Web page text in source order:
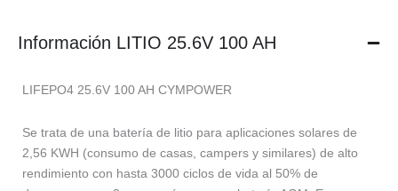
Información LITIO 25.6V 100 AH
LIFEPO4 25.6V 100 AH CYMPOWER
Se trata de una batería de litio para aplicaciones solares de
2,56 KWH (consumo de casas, campers y similares) de alto
rendimiento con hasta 3000 ciclos de vida al 50% de